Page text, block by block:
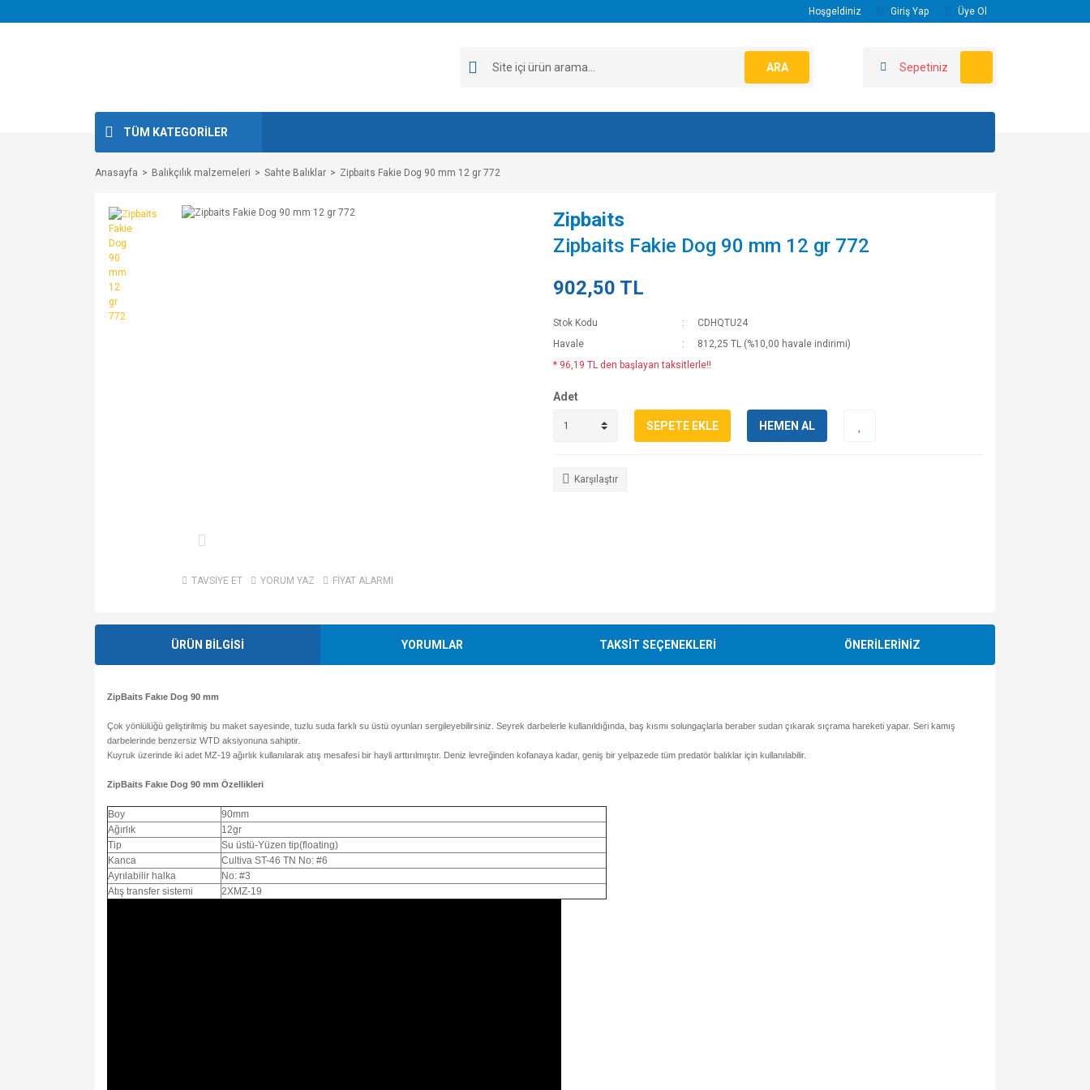
Hoşgeldiniz Giriş Yap Üye Ol
ARA Sepetiniz
TÜM KATEGORİLER
Anasayfa Balıkçılık malzemeleri Sahte Balıklar Zipbaits Fakie Dog 90 mm 12 gr 772
TAVSİYE ET YORUM YAZ FİYAT ALARMI
Zipbaits
Zipbaits Fakie Dog 90 mm 12 gr 772
902,50 TL
Stok Kodu
CDHQTU24
Havale
812,25 TL (%10,00 havale indirimi)
* 96,19 TL den başlayan taksitlerle!!
Adet
SEPETE EKLE HEMEN AL
Karşılaştır
ÜRÜN BİLGİSİ YORUMLAR TAKSİT SEÇENEKLERİ ÖNERİLERİNİZ
ZipBaits Fakıe Dog 90 mm
Çok yönlülüğü geliştirilmiş bu maket sayesinde, tuzlu suda farklı su üstü oyunları sergileyebilirsiniz. Seyrek darbelerle kullanıldığında, baş kısmı solungaçlarla beraber sudan çıkarak sıçrama hareketi yapar. Seri kamış
darbelerinde benzersiz WTD aksiyonuna sahiptir.
Kuyruk üzerinde iki adet MZ-19 ağırlık kullanılarak atış mesafesi bir hayli arttırılmıştır. Deniz levreğinden kofanaya kadar, geniş bir yelpazede tüm predatör balıklar için kullanılabilir.
ZipBaits Fakıe Dog 90 mm Özellikleri
Boy
90mm
Ağırlık
12gr
Tip
Su üstü-Yüzen tip(floating)
Kanca
Cultiva ST-46 TN No: #6
Ayrılabilir halka
No: #3
Atış transfer sistemi
2XMZ-19